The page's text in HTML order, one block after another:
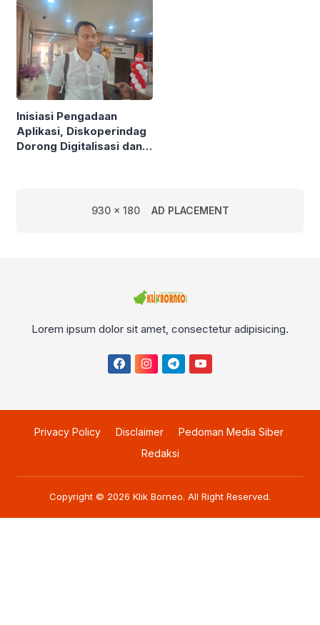
Solar
Inisiasi Pengadaan
Aplikasi, Diskoperindag
Dorong Digitalisasi dan
930 x 180 AD PLACEMENT
Lorem ipsum dolor sit amet, consectetur adipisicing.
Privacy Policy Disclaimer
Pedoman Media Siber
Redaksi
Copyright © 2026 Klik Borneo. All Right Reserved.